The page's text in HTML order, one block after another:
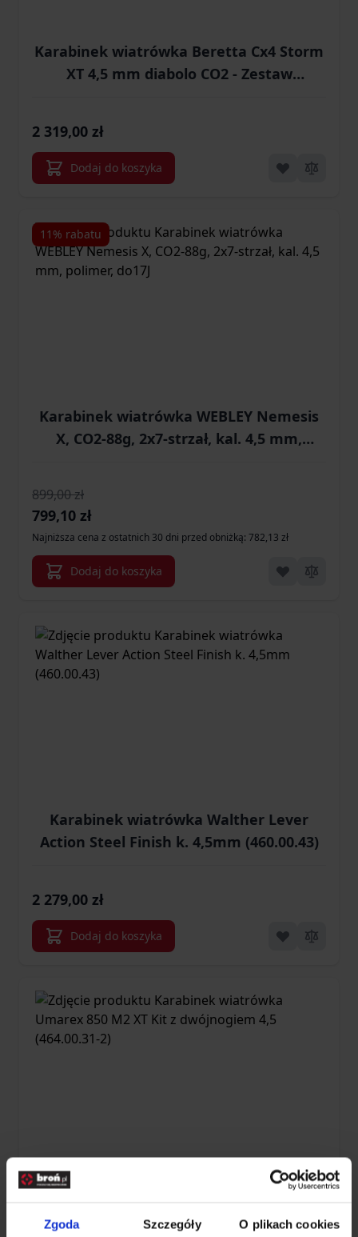
Zgoda Szczegóły O plikach cookies
Karabinek wiatrówka Beretta Cx4 Storm
XT 4,5 mm diabolo CO2 - Zestaw
2 319,00 zł
Dodaj do koszyka
11% rabatu
Karabinek wiatrówka WEBLEY Nemesis
X, CO2-88g, 2x7-strzał, kal. 4,5 mm,
899,00 zł
Cena promocyjna
799,10 zł
Najniższa cena z ostatnich 30 dni przed obniżką: 782,13 zł
Dodaj do koszyka
Karabinek wiatrówka Walther Lever
Action Steel Finish k. 4,5mm (460.00.43)
2 279,00 zł
Dodaj do koszyka
Karabinek wiatrówka Umarex 850 M2 XT